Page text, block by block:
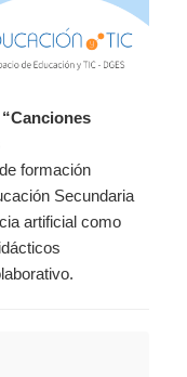
“Canciones
formación
Secundaria
artificial como